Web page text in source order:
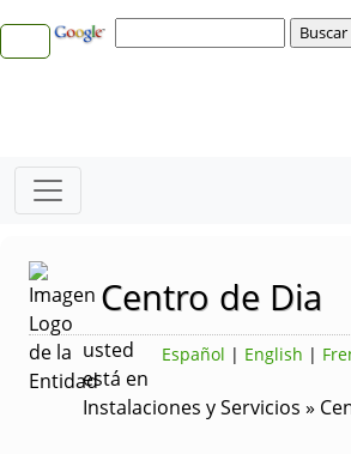
Centro de Dia
Español | English |
usted
está en
Instalaciones y Servicios »